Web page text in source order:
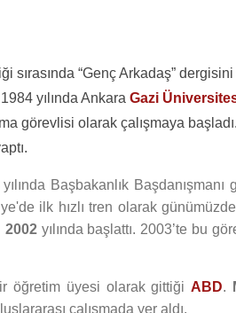
sırasında “Genç Arkadaş”
yılında Ankara Gazi
görevlisi olarak çalışmaya başladı.
Başbakanlık
ilk hızlı tren olarak
2002 yılında başlattı. 2003’te bu
öğretim üyesi olarak gittiğiABD.
çalışmada yer aldı.